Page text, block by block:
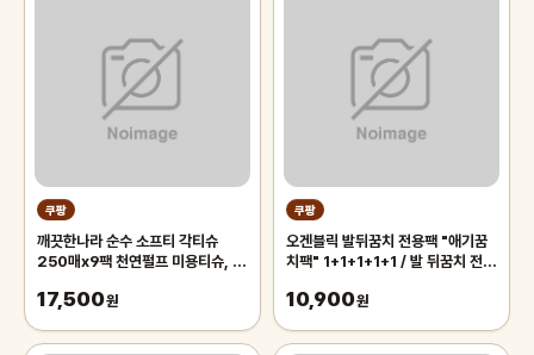
쿠팡
깨끗한나라 순수 소프티 각티슈
250매x9팩 천연펄프 미용티슈, 3
17,500원
쿠팡
오겐블릭 발뒤꿈치 전용팩 "애기꿈
치팩" 1+1+1+1+1 / 발 뒤꿈치 전용
10,900원